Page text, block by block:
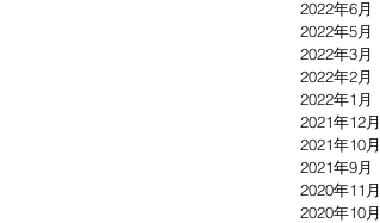
2022年6月
2022年5月
2022年3月
2022年2月
2022年1月
2021年12月
2021年10月
2021年9月
2020年11月
2020年10月